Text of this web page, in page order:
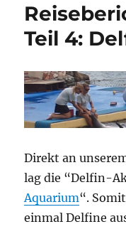
Teil 4:
Direkt an
lag die “Delfin-
Aquarium“.
einmal Delfine